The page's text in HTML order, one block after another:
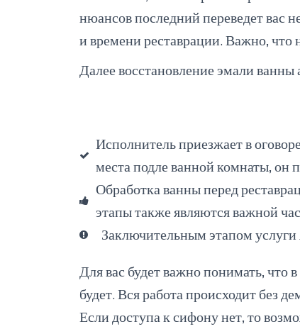
нюансов последний переведет вас
и времени реставрации. Важно, что
Далее восстановление эмали
Исполнитель приезжает в
места подле ванной комнаты, он
Обработка ванны перед
этапы также являются важной
Заключительным этапом
Для вас будет важно понимать, что
будет. Вся работа происходит без
Если доступа к сифону нет, то